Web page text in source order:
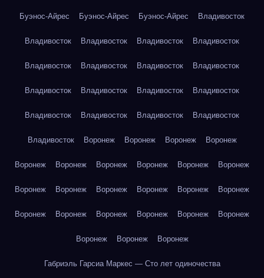
Буэнос-Айрес Буэнос-Айрес Буэнос-Айрес Владивосток
Владивосток Владивосток Владивосток Владивосток
Владивосток Владивосток Владивосток Владивосток
Владивосток Владивосток Владивосток Владивосток
Владивосток Владивосток Владивосток Владивосток
Владивосток Воронеж Воронеж Воронеж Воронеж
Воронеж Воронеж Воронеж Воронеж Воронеж Воронеж
Воронеж Воронеж Воронеж Воронеж Воронеж Воронеж
Воронеж Воронеж Воронеж Воронеж Воронеж Воронеж
Воронеж Воронеж Воронеж
Габриэль Гарсиа Маркес — Сто лет одиночества